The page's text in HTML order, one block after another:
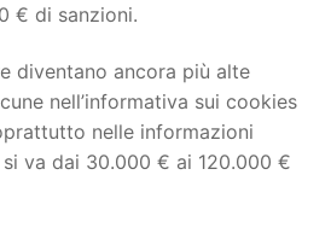
€ di sanzioni.
diventano ancora più alte
nell’informativa sui cookies
nelle informazioni
va dai 30.000 € ai 120.000 €